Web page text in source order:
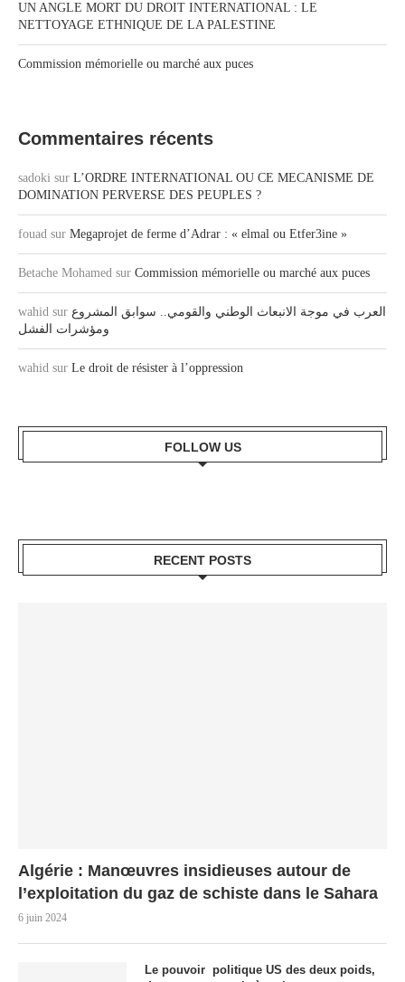
UN ANGLE MORT DU DROIT INTERNATIONAL : LE
NETTOYAGE ETHNIQUE DE LA PALESTINE
Commission mémorielle ou marché aux puces
Commentaires récents
sadoki sur L’ORDRE INTERNATIONAL OU CE MECANISME DE
DOMINATION PERVERSE DES PEUPLES ?
fouad sur Megaprojet de ferme d’Adrar : « elmal ou Etfer3ine »
Betache Mohamed sur Commission mémorielle ou marché aux puces
wahid sur العرب في موجة الانبعاث الوطني والقومي.. سوابق المشروع
ومؤشرات الفشل
wahid sur Le droit de résister à l’oppression
FOLLOW US
RECENT POSTS
Algérie : Manœuvres insidieuses autour de
l’exploitation du gaz de schiste dans le Sahara
6 juin 2024
Le pouvoir politique US des deux poids,